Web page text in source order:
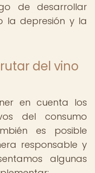
de desarrollar
la depresión y la
del vino
en cuenta los
del consumo
es posible
responsable y
algunas